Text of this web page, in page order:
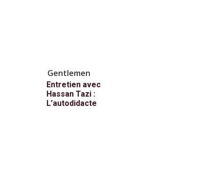
Gentlemen
Entretien avec
Hassan Tazi :
L’autodidacte